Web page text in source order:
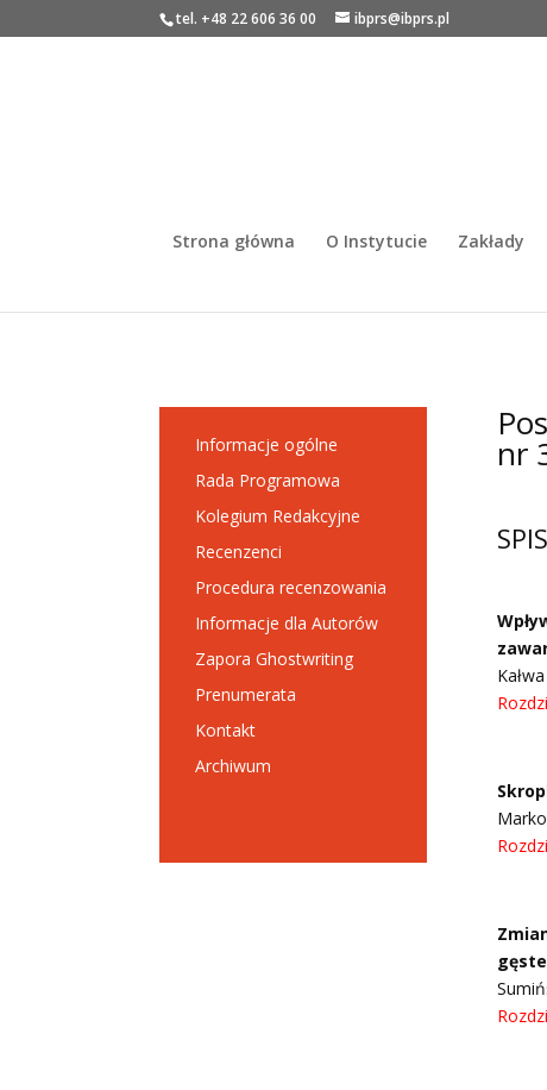
tel. +48 22 606 36 00 ibprs@ibprs.pl
Strona główna O Instytucie Zakłady
Informacje ogólne
Rada Programowa
Kolegium Redakcyjne
Recenzenci
Procedura recenzowania
Informacje dla Autorów
Zapora Ghostwriting
Prenumerata
Kontakt
Archiwum
nr